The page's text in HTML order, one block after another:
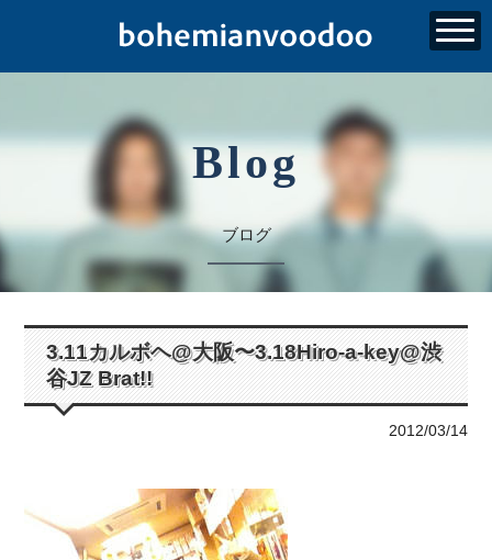
Blog
ブログ
3.11カルボヘ@大阪〜3.18Hiro-a-key@渋
谷JZ Brat!!
2012/03/14